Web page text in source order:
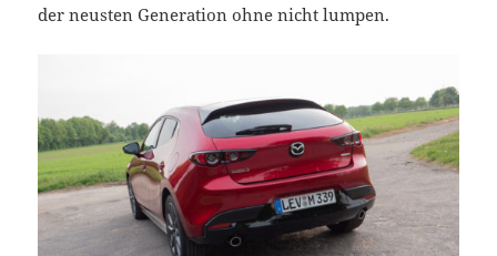
der neusten Generation ohne nicht lumpen.